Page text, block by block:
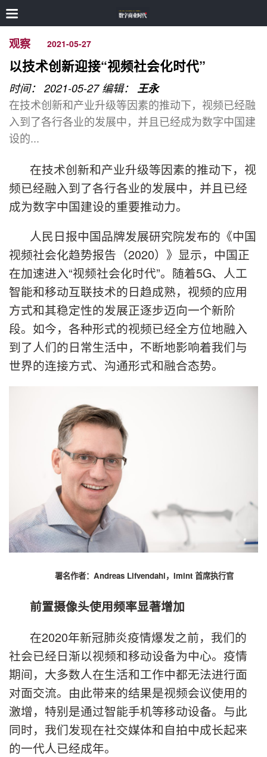
观察 2021-05-27
以技术创新迎接“视频社会化时代”
时间： 2021-05-27 编辑： 王永
在技术创新和产业升级等因素的推动下，视频已经融
入到了各行各业的发展中，并且已经成为数字中国建
设的...
在技术创新和产业升级等因素的推动下，视
频已经融入到了各行各业的发展中，并且已经
成为数字中国建设的重要推动力。
人民日报中国品牌发展研究院发布的《中国
视频社会化趋势报告（2020）》显示，中国正
在加速进入“视频社会化时代”。随着5G、人工
智能和移动互联技术的日趋成熟，视频的应用
方式和其稳定性的发展正逐步迈向一个新阶
段。如今，各种形式的视频已经全方位地融入
到了人们的日常生活中，不断地影响着我们与
世界的连接方式、沟通形式和融合态势。
署名作者：Andreas Lifvendahl，Imint 首席执行官
前置摄像头使用频率显著增加
在2020年新冠肺炎疫情爆发之前，我们的
社会已经日渐以视频和移动设备为中心。疫情
期间，大多数人在生活和工作中都无法进行面
对面交流。由此带来的结果是视频会议使用的
激增，特别是通过智能手机等移动设备。与此
同时，我们发现在社交媒体和自拍中成长起来
的一代人已经成年。